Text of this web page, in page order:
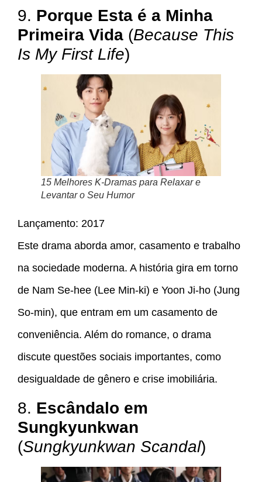
9. Porque Esta é a Minha
Primeira Vida (Because This
Is My First Life)
15 Melhores K-Dramas para Relaxar e
Levantar o Seu Humor
Lançamento: 2017
Este drama aborda amor, casamento e trabalho
na sociedade moderna. A história gira em torno
de Nam Se-hee (Lee Min-ki) e Yoon Ji-ho (Jung
So-min), que entram em um casamento de
conveniência. Além do romance, o drama
discute questões sociais importantes, como
desigualdade de gênero e crise imobiliária.
8. Escândalo em
Sungkyunkwan
(Sungkyunkwan Scandal)